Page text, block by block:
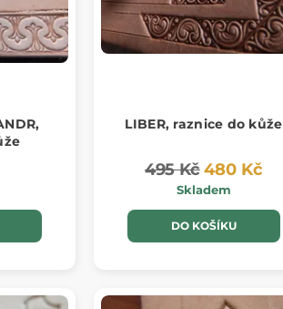
LIBER, raznice do kůže
495 Kč480 Kč
Skladem
DO KOŠÍKU